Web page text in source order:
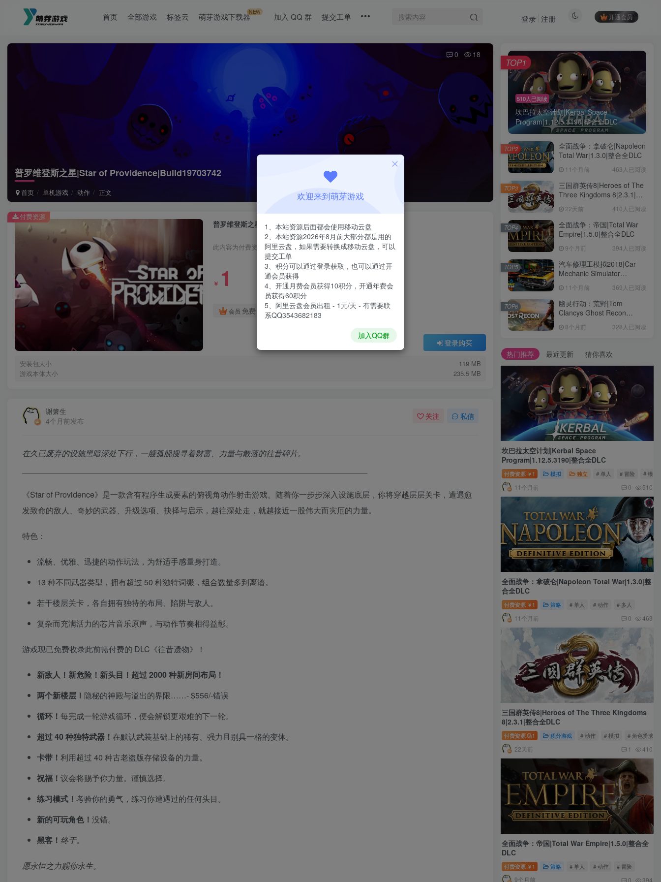
首页 全部游戏 标签云 萌芽游戏下载器NEW 加入 QQ 群 提交工单 开通会员
登录 注册
普罗维登斯之星|Star of Providence|Build19703742
首页 单机游戏 动作 正文
0 18
普罗维登斯之星|Star of Providence|Build19703742
此内容为付费资源，请付费后查看
￥ 1
会员 免费
登录购买
安装包大小
119 MB
游戏本体大小
235.5 MB
付费资源
谢箫生
4个月前发布
关注 私信
在久已废弃的设施黑暗深处下行，一艘孤舰搜寻着财富、力量与散落的往昔碎片。
《Star of Providence》是一款含有程序生成要素的俯视角动作射击游戏。随着你一步步深入设施底层，你将穿越层层关卡，遭遇愈
发致命的敌人、奇妙的武器、升级选项、抉择与启示，越往深处走，就越接近一股伟大而灾厄的力量。
特色：
流畅、优雅、迅捷的动作玩法，为舒适手感量身打造。
13 种不同武器类型，拥有超过 50 种独特词缀，组合数量多到离谱。
若干楼层关卡，各自拥有独特的布局、陷阱与敌人。
复杂而充满活力的芯片音乐原声，与动作节奏相得益彰。
游戏现已免费收录此前需付费的 DLC《往昔遗物》！
新敌人！新危险！新头目！超过 2000 种新房间布局！
两个新楼层！ 隐秘的神殿与溢出的界限……- $556/-错误
循环！ 每完成一轮游戏循环，便会解锁更艰难的下一轮。
超过 40 种独特武器！ 在默认武装基础上的稀有、强力且别具一格的变体。
卡带！ 利用超过 40 种古老盗版存储设备的力量。
祝福！ 议会将赐予你力量。谨慎选择。
练习模式！ 考验你的勇气，练习你遭遇过的任何头目。
新的可玩角色！ 没错。
黑客！ 终于。
愿永恒之力赐你永生。
510人已阅读
坎巴拉太空计划|Kerbal Space
Program|1.12.5.3190|整合全DLC
TOP1
全面战争：拿破仑|Napoleon
Total War|1.3.0|整合全DLC
11个月前 463人已阅读
TOP2
三国群英传8|Heroes of The
Three Kingdoms 8|2.3.1|整
22天前 410人已阅读
TOP3
全面战争：帝国|Total War
Empire|1.5.0|整合全DLC
9个月前 394人已阅读
TOP4
汽车修理工模拟2018|Car
Mechanic Simulator
11个月前 369人已阅读
TOP5
幽灵行动：荒野|Tom
Clancys Ghost Recon
DLC8个月前 328人已阅读
TOP6
热门推荐 最近更新 猜你喜欢
坎巴拉太空计划|Kerbal Space
Program|1.12.5.3190|整合全DLC
付费资源 ￥ 1 模拟 独立 # 单人 # 冒险 # 模拟
11个月前 0 510
全面战争：拿破仑|Napoleon Total War|1.3.0|整
合全DLC
付费资源 ￥ 1 策略 # 单人 # 动作 # 多人
11个月前 0 463
三国群英传8|Heroes of The Three Kingdoms
8|2.3.1|整合全DLC
付费资源 1 积分游戏 # 动作 # 模拟 # 角色扮演
22天前 1 410
全面战争：帝国|Total War Empire|1.5.0|整合全
DLC
付费资源 ￥ 1 策略 # 单人 # 动作 # 冒险
9个月前 0 394
欢迎来到萌芽游戏
1、本站资源后面都会使用移动云盘
2、本站资源2026年8月前大部分都是用的
阿里云盘，如果需要转换成移动云盘，可以
提交工单
3、积分可以通过登录获取，也可以通过开
通会员获得
4、开通月费会员获得10积分，开通年费会
员获得60积分
5、阿里云盘会员出租 - 1元/天 - 有需要联
系QQ3543682183
加入QQ群